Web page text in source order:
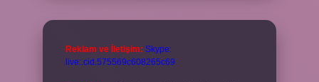
Reklam ve İletişim: Skype:
live:.cid.575569c608265c69